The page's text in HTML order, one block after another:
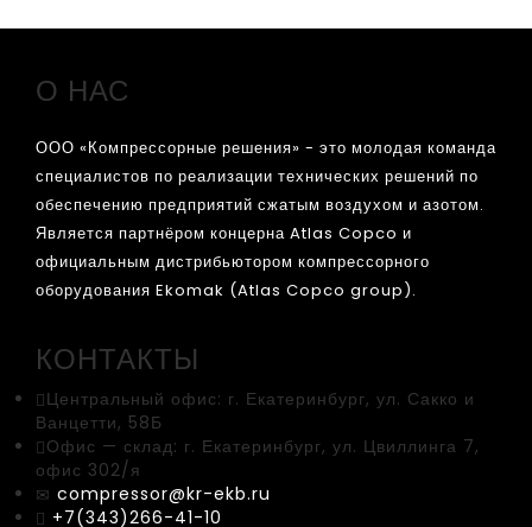
О НАС
ООО «Компрессорные решения» - это молодая команда
специалистов по реализации технических решений по
обеспечению предприятий сжатым воздухом и азотом.
Является партнёром концерна Atlas Copco и
официальным дистрибьютором компрессорного
оборудования Ekomak (Atlas Copco group).
КОНТАКТЫ
Центральный офис: г. Екатеринбург, ул. Сакко и
Ванцетти, 58Б
Офис — склад: г. Екатеринбург, ул. Цвиллинга 7,
офис 302/я
compressor@kr-ekb.ru
+7(343)266-41-10